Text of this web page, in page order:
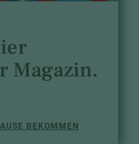
Magazin.
BEKOMMEN